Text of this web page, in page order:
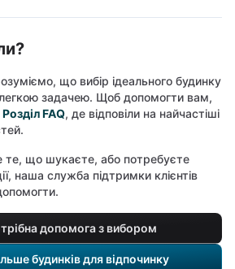
що вибір ідеального будинку
задачею. Щоб допомогти вам,
Розділ FAQ, де відповіли на найчастіші
те, що шукаєте, або потребуєте
наша служба підтримки клієнтів
допомога з вибором
будинків для відпочинку